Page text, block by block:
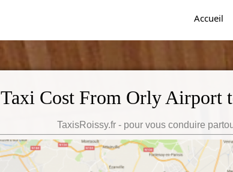
Accueil
Taxi Cost From Orly Airport
TaxisRoissy.fr - pour vous conduire